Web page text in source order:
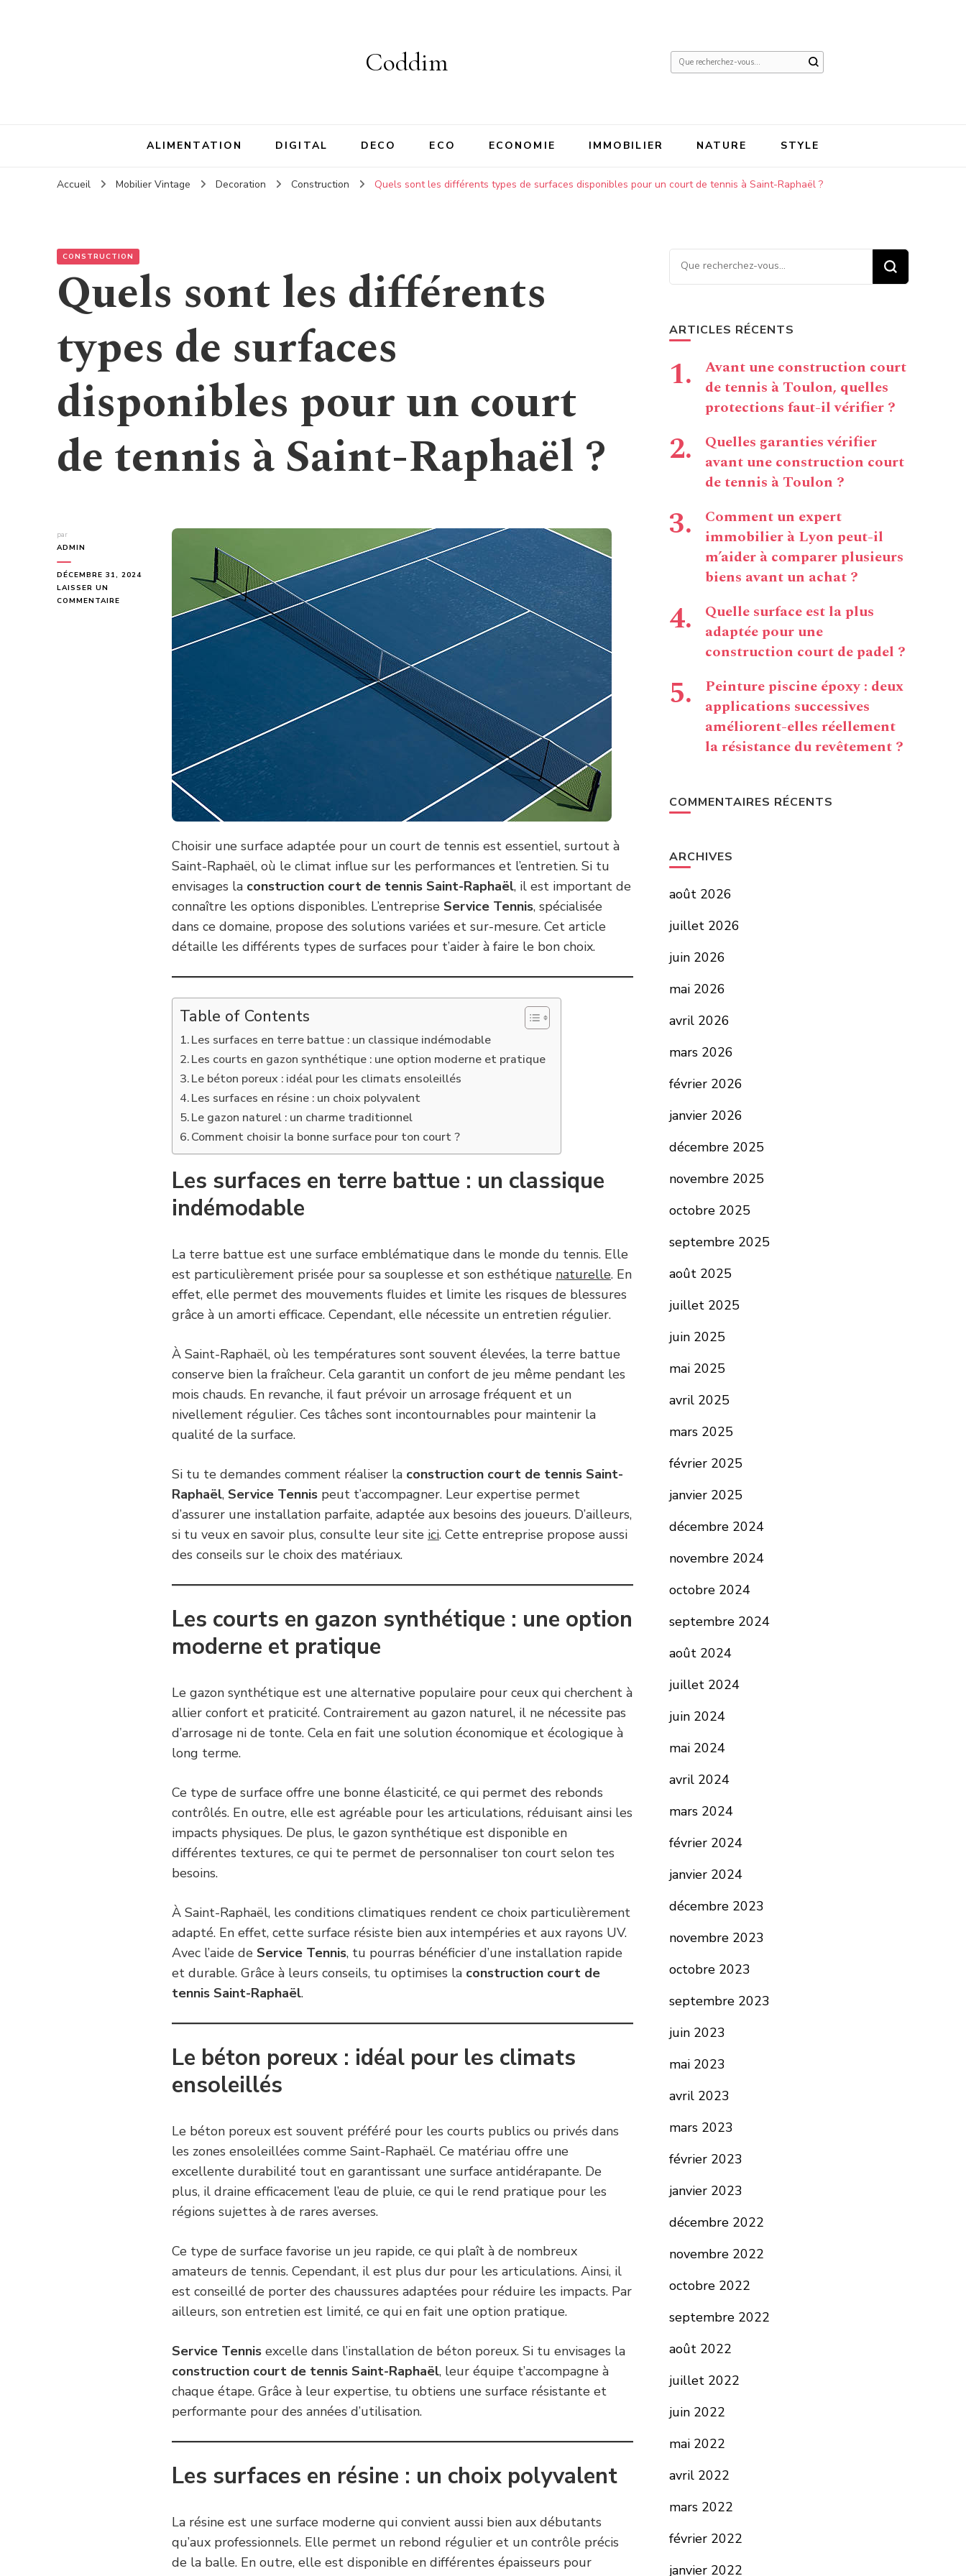
Coddim
Vous
ALIMENTATION DIGITAL DECO ECO ECONOMIE IMMOBILIER NATURE STYLE
Accueil Mobilier Vintage Decoration Construction Quels sont les différents types de surfaces disponibles pour un court de tennis à Saint-Raphaël ?
CONSTRUCTION
Quels sont les différents
types de surfaces
disponibles pour un court
de tennis à Saint-Raphaël ?
par
ADMIN
DÉCEMBRE 31, 2024
LAISSER UN
COMMENTAIRE
DIFFÉRENTS
Choisir une surface adaptée pour un court de tennis est essentiel, surtout à
Saint-Raphaël, où le climat influe sur les performances et l’entretien. Si tu
envisages la construction court de tennis Saint-Raphaël, il est important de
connaître les options disponibles. L’entreprise Service Tennis, spécialisée
dans ce domaine, propose des solutions variées et sur-mesure. Cet article
détaille les différents types de surfaces pour t’aider à faire le bon choix.
Table of Contents
Les surfaces en terre battue : un classique indémodable
Les courts en gazon synthétique : une option moderne et pratique
Le béton poreux : idéal pour les climats ensoleillés
Les surfaces en résine : un choix polyvalent
Le gazon naturel : un charme traditionnel
Comment choisir la bonne surface pour ton court ?
Les surfaces en terre battue : un classique
indémodable
La terre battue est une surface emblématique dans le monde du tennis. Elle
est particulièrement prisée pour sa souplesse et son esthétique naturelle. En
effet, elle permet des mouvements fluides et limite les risques de blessures
grâce à un amorti efficace. Cependant, elle nécessite un entretien régulier.
À Saint-Raphaël, où les températures sont souvent élevées, la terre battue
conserve bien la fraîcheur. Cela garantit un confort de jeu même pendant les
mois chauds. En revanche, il faut prévoir un arrosage fréquent et un
nivellement régulier. Ces tâches sont incontournables pour maintenir la
qualité de la surface.
Si tu te demandes comment réaliser la construction court de tennis Saint-
Raphaël, Service Tennis peut t’accompagner. Leur expertise permet
d’assurer une installation parfaite, adaptée aux besoins des joueurs. D’ailleurs,
si tu veux en savoir plus, consulte leur site ici. Cette entreprise propose aussi
des conseils sur le choix des matériaux.
Les courts en gazon synthétique : une option
moderne et pratique
Le gazon synthétique est une alternative populaire pour ceux qui cherchent à
allier confort et praticité. Contrairement au gazon naturel, il ne nécessite pas
d’arrosage ni de tonte. Cela en fait une solution économique et écologique à
long terme.
Ce type de surface offre une bonne élasticité, ce qui permet des rebonds
contrôlés. En outre, elle est agréable pour les articulations, réduisant ainsi les
impacts physiques. De plus, le gazon synthétique est disponible en
différentes textures, ce qui te permet de personnaliser ton court selon tes
besoins.
À Saint-Raphaël, les conditions climatiques rendent ce choix particulièrement
adapté. En effet, cette surface résiste bien aux intempéries et aux rayons UV.
Avec l’aide de Service Tennis, tu pourras bénéficier d’une installation rapide
et durable. Grâce à leurs conseils, tu optimises la construction court de
tennis Saint-Raphaël.
Le béton poreux : idéal pour les climats
ensoleillés
Le béton poreux est souvent préféré pour les courts publics ou privés dans
les zones ensoleillées comme Saint-Raphaël. Ce matériau offre une
excellente durabilité tout en garantissant une surface antidérapante. De
plus, il draine efficacement l’eau de pluie, ce qui le rend pratique pour les
régions sujettes à de rares averses.
Ce type de surface favorise un jeu rapide, ce qui plaît à de nombreux
amateurs de tennis. Cependant, il est plus dur pour les articulations. Ainsi, il
est conseillé de porter des chaussures adaptées pour réduire les impacts. Par
ailleurs, son entretien est limité, ce qui en fait une option pratique.
Service Tennis excelle dans l’installation de béton poreux. Si tu envisages la
construction court de tennis Saint-Raphaël, leur équipe t’accompagne à
chaque étape. Grâce à leur expertise, tu obtiens une surface résistante et
performante pour des années d’utilisation.
Les surfaces en résine : un choix polyvalent
La résine est une surface moderne qui convient aussi bien aux débutants
qu’aux professionnels. Elle permet un rebond régulier et un contrôle précis
de la balle. En outre, elle est disponible en différentes épaisseurs pour
Vous recherchiez quelque
chose ?
ARTICLES RÉCENTS
Avant une construction court
de tennis à Toulon, quelles
protections faut-il vérifier ?
Quelles garanties vérifier
avant une construction court
de tennis à Toulon ?
Comment un expert
immobilier à Lyon peut-il
m’aider à comparer plusieurs
biens avant un achat ?
Quelle surface est la plus
adaptée pour une
construction court de padel ?
Peinture piscine époxy : deux
applications successives
améliorent-elles réellement
la résistance du revêtement ?
COMMENTAIRES RÉCENTS
ARCHIVES
août 2026
juillet 2026
juin 2026
mai 2026
avril 2026
mars 2026
février 2026
janvier 2026
décembre 2025
novembre 2025
octobre 2025
septembre 2025
août 2025
juillet 2025
juin 2025
mai 2025
avril 2025
mars 2025
février 2025
janvier 2025
décembre 2024
novembre 2024
octobre 2024
septembre 2024
août 2024
juillet 2024
juin 2024
mai 2024
avril 2024
mars 2024
février 2024
janvier 2024
décembre 2023
novembre 2023
octobre 2023
septembre 2023
juin 2023
mai 2023
avril 2023
mars 2023
février 2023
janvier 2023
décembre 2022
novembre 2022
octobre 2022
septembre 2022
août 2022
juillet 2022
juin 2022
mai 2022
avril 2022
mars 2022
février 2022
janvier 2022